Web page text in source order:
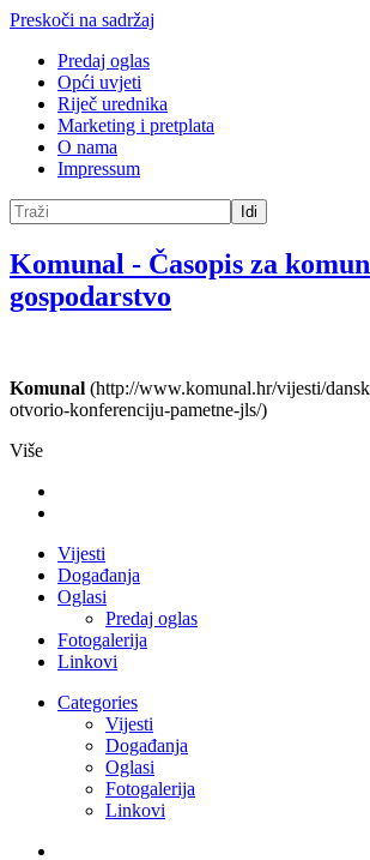
Preskoči na sadržaj
Predaj oglas
Opći uvjeti
Riječ urednika
Marketing i pretplata
O nama
Impressum
Idi
Komunal - Časopis za
gospodarstvo
Komunal (http://www.komunal.hr/vijesti/
otvorio-konferenciju-pametne-jls/)
Više
Vijesti
Događanja
Oglasi
Predaj oglas
Fotogalerija
Linkovi
Categories
Vijesti
Događanja
Oglasi
Fotogalerija
Linkovi